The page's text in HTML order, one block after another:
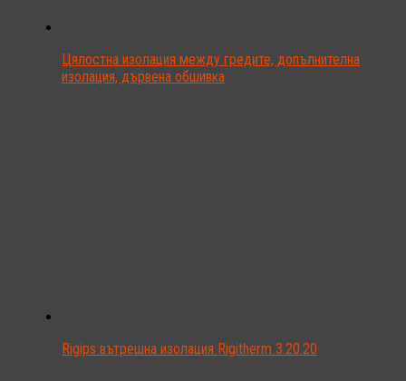
Цялостна изолация между гредите, допълнителна
изолация, дървена обшивка
Rigips вътрешна изолация Rigitherm 3.20.20